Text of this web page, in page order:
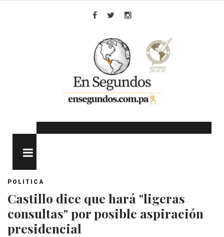
POLITICA
Castillo dice que hará "ligeras
consultas" por posible aspiración
presidencial